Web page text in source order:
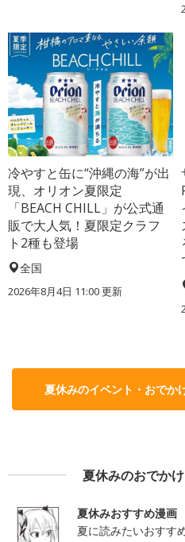
冷やすと缶に“沖縄の海”が出
現、オリオン夏限定
「BEACH CHILL」が公式通
販で大人気！夏限定クラフ
ト2種も登場
全国
2026年8月4日 11:00更新
夏休みのイベント・おでか
夏休みのおでか
夏休みおすすめ漫画
夏に読みたいおすす